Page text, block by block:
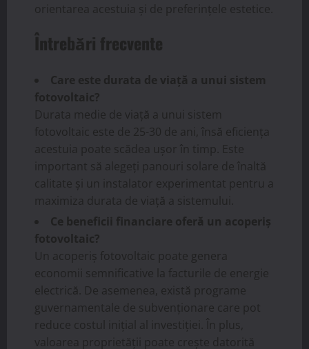
orientarea acestuia și de preferințele estetice.
Întrebări frecvente
Care este durata de viață a unui sistem
fotovoltaic?
Durata medie de viață a unui sistem
fotovoltaic este de 25-30 de ani, însă eficiența
acestuia poate scădea ușor în timp. Este
important să alegeți panouri solare de înaltă
calitate și un instalator experimentat pentru a
maximiza durata de viață a sistemului.
Ce beneficii financiare oferă un acoperiș
fotovoltaic?
Un acoperiș fotovoltaic poate genera
economii semnificative la facturile de energie
electrică. De asemenea, există programe
guvernamentale de subvenționare care pot
reduce costul inițial al investiției. În plus,
valoarea proprietății poate crește datorită